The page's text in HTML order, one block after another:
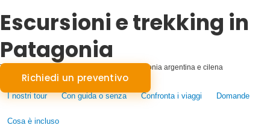
Escursioni e trekking in
Patagonia
Tour di trekking guidati da esperti nella Patagonia argentina e cilena
Richiedi un preventivo
I nostri tour Con guida o senza Confronta i viaggi Domande
Cosa è incluso